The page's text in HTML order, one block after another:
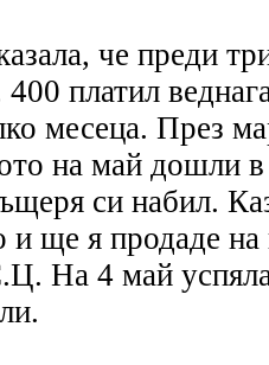
че преди
платил
месеца. През
на май дошли
си набил.
и ще я продаде
На 4 май